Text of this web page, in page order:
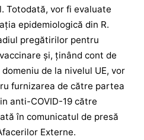
Totodată, vor fi evaluate
epidemiologică din R.
pregătirilor pentru
și, ținând cont de
de la nivelul UE, vor
furnizarea de către partea
anti-COVID-19 către
în comunicatul de presă
Externe.